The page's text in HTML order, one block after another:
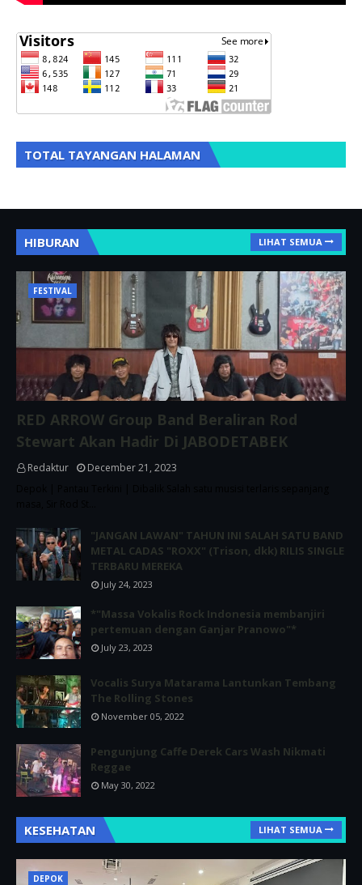
TOTAL TAYANGAN HALAMAN
HIBURAN LIHAT SEMUA
FESTIVAL
RED ARROW Group Band Beraliran Rod
Stewart Akan Hadir Di JABODETABEK
Redaktur
December 21, 2023
"JANGAN LAWAN" TAHUN INI SALAH SATU BAND
METAL CADAS "ROXX" (Trison, dkk) RILIS SINGLE
TERBARU MEREKA
July 24, 2023
*"Massa Vokalis Rock Indonesia membanjiri
pertemuan dengan Ganjar Pranowo"*
July 23, 2023
Vocalis Surya Matarama Lantunkan Tembang
The Rolling Stones
November 05, 2022
Pengunjung Caffe Derek Cars Wash Nikmati
Reggae
May 30, 2022
KESEHATAN LIHAT SEMUA
DEPOK